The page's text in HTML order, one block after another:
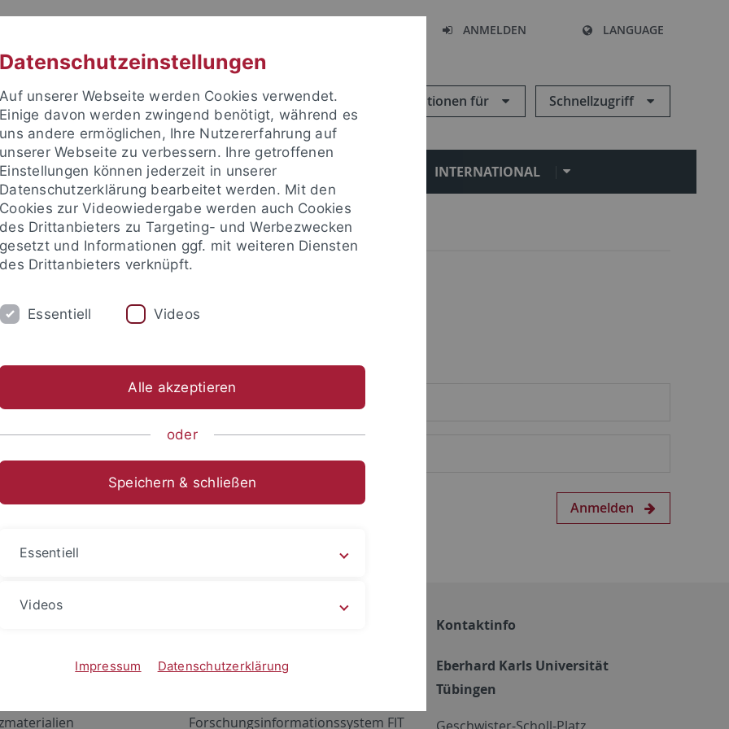
ANMELDEN LANGUAGE
Informationen für Schnellzugriff
FORSCHUNG EINRICHTUNGEN INTERNATIONAL
um sich anzumelden:
Anmelden
Netzwerk
ALMA
Forschungsinformationssystem FIT
Kontaktinfo
Eberhard Karls Universität
Tübingen
Datenschutzeinstellungen
Auf unserer Webseite werden Cookies verwendet.
Einige davon werden zwingend benötigt, während es
uns andere ermöglichen, Ihre Nutzererfahrung auf
unserer Webseite zu verbessern. Ihre getroffenen
Einstellungen können jederzeit in unserer
Datenschutzerklärung bearbeitet werden. Mit den
Cookies zur Videowiedergabe werden auch Cookies
des Drittanbieters zu Targeting- und Werbezwecken
gesetzt und Informationen ggf. mit weiteren Diensten
des Drittanbieters verknüpft.
Essentiell Videos
Alle akzeptieren
oder
Speichern & schließen
Essentiell
Videos
Impressum Datenschutzerklärung